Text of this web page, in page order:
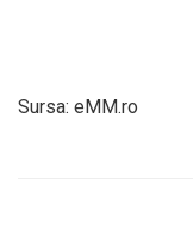
Sursa: eMM.ro